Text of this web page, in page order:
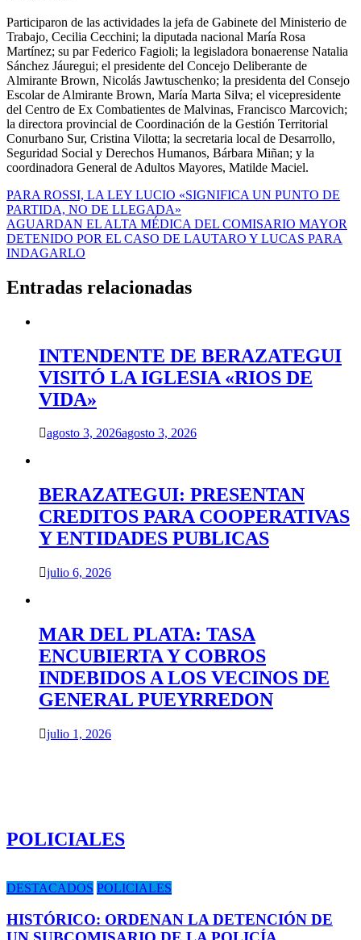
Participaron de las actividades la jefa de Gabinete del Ministerio de
Trabajo, Cecilia Cecchini; la diputada nacional María Rosa
Martínez; su par Federico Fagioli; la legisladora bonaerense Natalia
Sánchez Jáuregui; el presidente del Concejo Deliberante de
Almirante Brown, Nicolás Jawtuschenko; la presidenta del Consejo
Escolar de Almirante Brown, María Marta Silva; el vicepresidente
del Centro de Ex Combatientes de Malvinas, Francisco Marcovich;
la directora provincial de Coordinación de la Gestión Territorial
Conurbano Sur, Cristina Vilotta; la secretaria local de Desarrollo,
Seguridad Social y Derechos Humanos, Bárbara Miñan; y la
coordinadora General de Adultos Mayores, Matilde Maciel.
Navegación
de
entradas
PARA ROSSI, LA LEY LUCIO «SIGNIFICA UN PUNTO DE
PARTIDA, NO DE LLEGADA»
AGUARDAN EL ALTA MÉDICA DEL COMISARIO MAYOR
DETENIDO POR EL CASO DE LAUTARO Y LUCAS PARA
INDAGARLO
Entradas relacionadas
INTENDENTE DE BERAZATEGUI
VISITÓ LA IGLESIA «RIOS DE
VIDA»
agosto 3, 2026agosto 3, 2026
BERAZATEGUI: PRESENTAN
CREDITOS PARA COOPERATIVAS
Y ENTIDADES PUBLICAS
julio 6, 2026
MAR DEL PLATA: TASA
ENCUBIERTA Y COBROS
INDEBIDOS A LOS VECINOS DE
GENERAL PUEYRREDON
julio 1, 2026
POLICIALES
DESTACADOS POLICIALES
HISTÓRICO: ORDENAN LA DETENCIÓN DE